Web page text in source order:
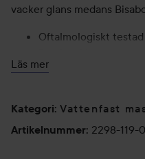
vacker glans medans
Oftalmologiskt testad
Cruelty-free
Läs mer
Kategori: Vattenfast
Artikelnummer: 2298-119-